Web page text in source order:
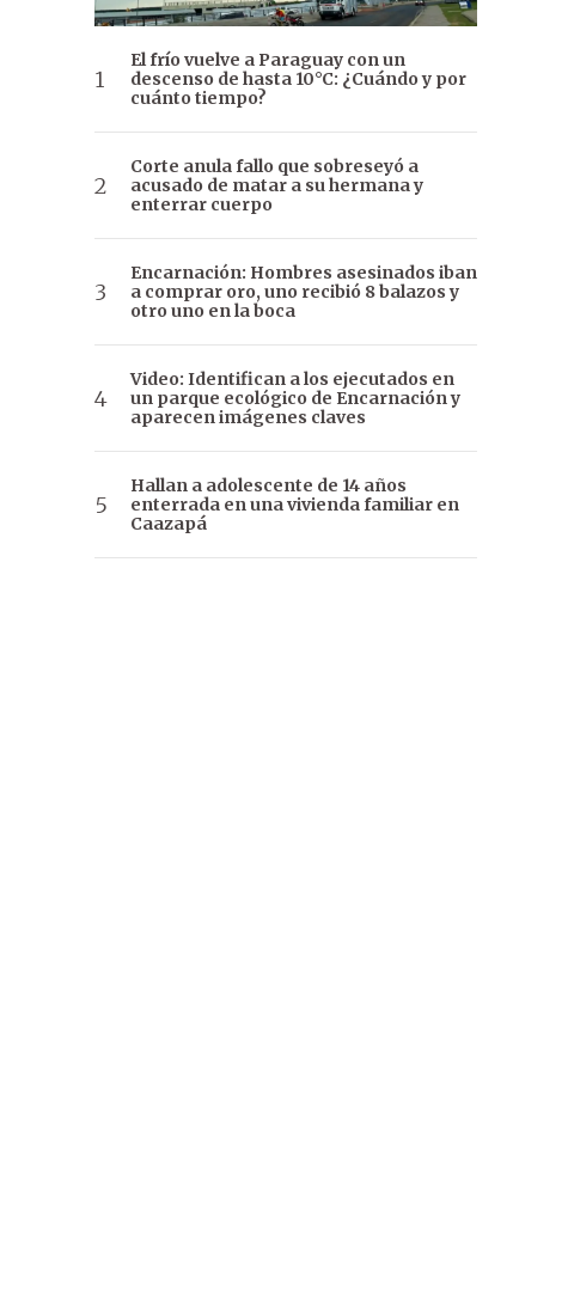
El frío vuelve a Paraguay con un
descenso de hasta 10°C: ¿Cuándo y por
cuánto tiempo?
Corte anula fallo que sobreseyó a
acusado de matar a su hermana y
enterrar cuerpo
Encarnación: Hombres asesinados iban
a comprar oro, uno recibió 8 balazos y
otro uno en la boca
Video: Identifican a los ejecutados en
un parque ecológico de Encarnación y
aparecen imágenes claves
Hallan a adolescente de 14 años
enterrada en una vivienda familiar en
Caazapá